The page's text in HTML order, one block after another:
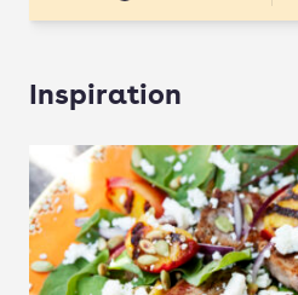
Inspiration